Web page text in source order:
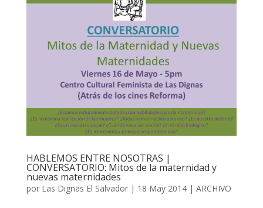
HABLEMOS ENTRE NOSOTRAS |
CONVERSATORIO: Mitos de la maternidad y
nuevas maternidades
por Las Dignas El Salvador| 18 May 2014| ARCHIVO